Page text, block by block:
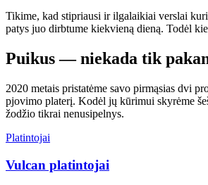
Tikime, kad stipriausi ir ilgalaikiai verslai
patys juo dirbtume kiekvieną dieną. Todėl
Puikus — niekada tik
2020 metais pristatėme savo pirmąsias dvi
pjovimo platerį. Kodėl jų kūrimui skyrėme
žodžio tikrai nenusipelnys.
Platintojai
Vulcan platintojai